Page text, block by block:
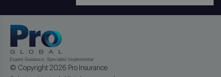
© Copyright 2026 Pro Insurance